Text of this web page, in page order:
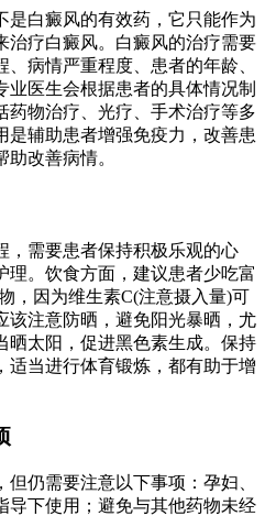
是白癜风的有效药，它只能作为
治疗白癜风。白癜风的治疗需要
病情严重程度、患者的年龄、
医生会根据患者的具体情况制
药物治疗、光疗、手术治疗等多
是辅助患者增强免疫力，改善患
改善病情。
，需要患者保持积极乐观的心
理。饮食方面，建议患者少吃富
，因为维生素C(注意摄入量)可
该注意防晒，避免阳光暴晒，尤
晒太阳，促进黑色素生成。保持
适当进行体育锻炼，都有助于增
仍需要注意以下事项：孕妇、
导下使用；避免与其他药物未经